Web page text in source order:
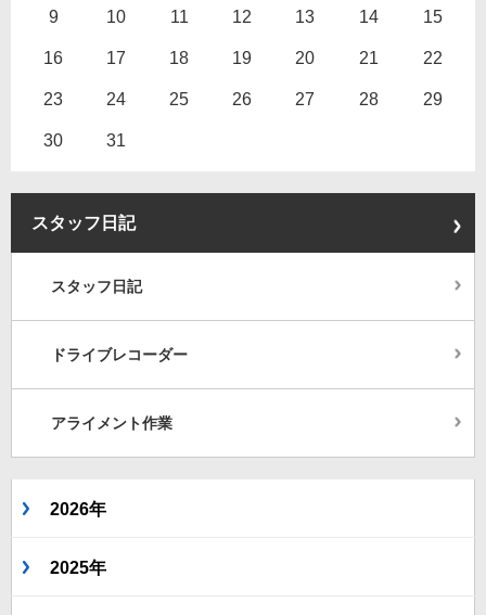
9 10 11 12 13 14 15
16 17 18 19 20 21 22
23 24 25 26 27 28 29
30 31
スタッフ日記
スタッフ日記
ドライブレコーダー
アライメント作業
2026年
2025年